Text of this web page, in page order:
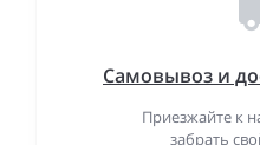
Самовывоз и
Приезжайте к
забрать